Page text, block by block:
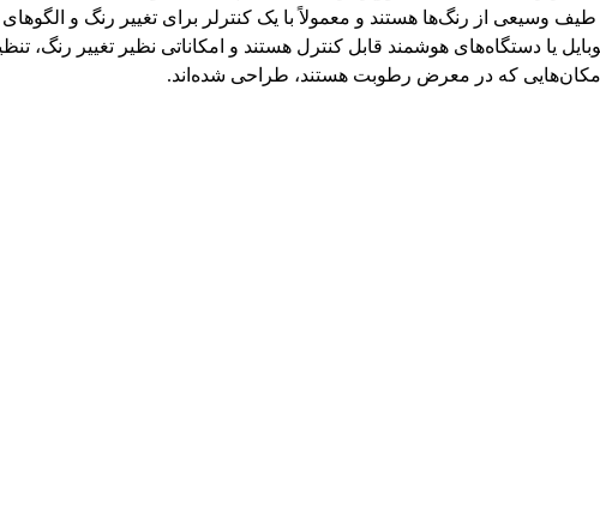
طیف وسیعی از رنگ‌ها هستند و معمولاً با یک کنترلر برای تغییر رنگ و
یا دستگاه‌های هوشمند قابل کنترل هستند و امکاناتی نظیر تغییر رنگ،
که در معرض رطوبت هستند، طراحی شده‌اند.